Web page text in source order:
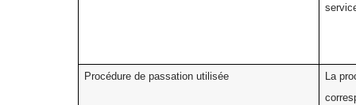
Procédure de passation utilisée
La